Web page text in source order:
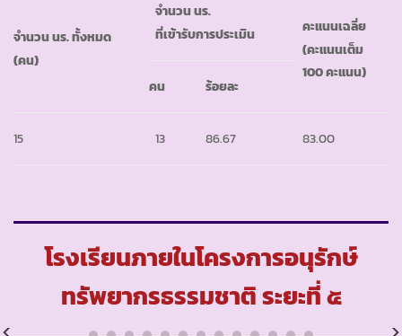
จำนวน นร. ทั้งหมด
(คน)
จำนวน นร.
ที่เข้ารับการประเมิน
คะแนนเฉลี่ย
(คะแนนเต็ม
100 คะแนน)
คน ร้อยละ
15 13 86.67 83.00
โรงเรียนภายในโครงการอนุรักษ์
ทรัพยากรธรรมชาติ ระยะที่ ๕